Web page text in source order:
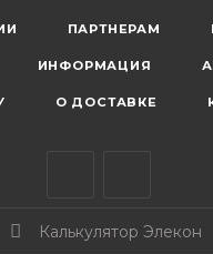
ПАРТНЕРАМ
ИНФОРМАЦИЯ
О ДОСТАВКЕ
Калькулятор Элекон